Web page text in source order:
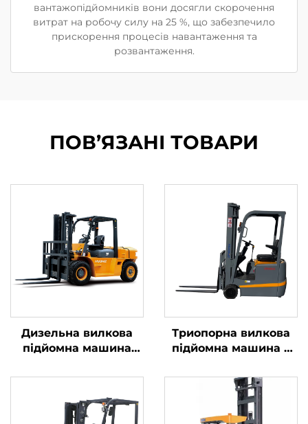
вантажопідйомників вони досягли скорочення
витрат на робочу силу на 25 %, що забезпечило
прискорення процесів навантаження та
розвантаження.
ПОВ’ЯЗАНІ ТОВАРИ
Дизельна вилкова
підйомна машина
вантажів вагою до 7
управлінням та
Триопорна вилкова
підйомна машина з
вагою 1,0 тонни,
вироблена в Китаї, за
розумною ціною